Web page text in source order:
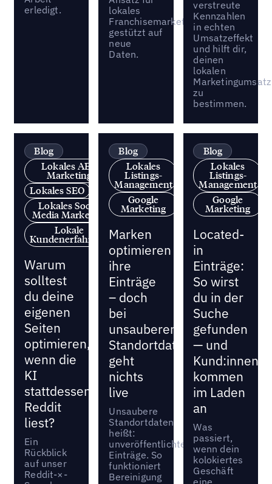
erledigt.
lokales
Franchisemarketing,
gestützt auf
neue
Daten.
verstreute
Kennzahlen
in echten
Umsatzeffekt
und hilft dir,
deinen
lokalen
Marketingumsatz
zu
bestimmen.
Blog
Lokales AEO
Marketing
Lokales SEO
Lokales Social
Media Marketing
Lokale
Kundenerfahrung
Warum
solltest
du deine
eigenen
Seiten
optimieren,
wenn die
KI
stattdessen
Reddit
liest?
Ein
Rückblick
auf unser
Reddit-×-
Blog
Lokales
Listings-
Management
Google
Marketing
Marken
optimieren
ihre
Einträge
– doch
bei
unsauberen
Standortdaten
geht
nichts
live
Unsaubere
Standortdaten
heißt:
unveröffentlichte
Einträge. So
funktioniert
Bereinigung
Blog
Lokales
Listings-
Management
Google
Marketing
Located-
in
Einträge:
So wirst
du in der
Suche
gefunden
— und
Kund:innen
kommen
im Laden
an
Was
passiert,
wenn dein
kolokiertes
Geschäft